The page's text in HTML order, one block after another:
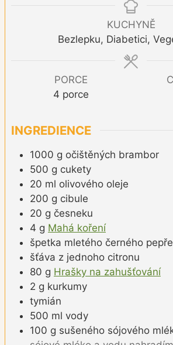
KUCHYNĚ
Bezlepku, Diabetici,
PORCE
4 porce
INGREDIENCE
1000 g očištěných brambor
500 g cukety
20 ml olivového oleje
200 g cibule
20 g česneku
4 g Mahá koření
špetka mletého černého pepře
šťáva z jednoho citronu
80 g Hrašky na zahušťování
2 g kurkumy
tymián
500 ml vody
100 g sušeného sójového